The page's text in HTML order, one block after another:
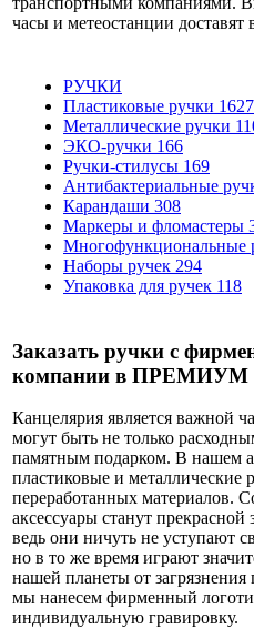
часы и метеостанции доставят
РУЧКИ
Пластиковые ручки 1627
Металлические ручки
ЭКО-ручки 166
Ручки-стилусы 169
Антибактериальные
Карандаши 308
Маркеры и фломастеры
Многофункциональные
Наборы ручек 294
Упаковка для ручек 118
Заказать ручки с
компании в
Канцелярия является важной
могут быть не только
памятным подарком. В нашем
пластиковые и
переработанных материалов.
аксессуары станут
ведь они ничуть не уступают
но в то же время играют
нашей планеты от
мы нанесем фирменный
индивидуальную гравировку.